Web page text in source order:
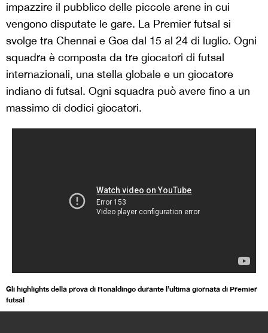
impazzire il pubblico delle piccole arene in cui
vengono disputate le gare. La Premier futsal si
svolge tra Chennai e Goa dal 15 al 24 di luglio. Ogni
squadra è composta da tre giocatori di futsal
internazionali, una stella globale e un giocatore
indiano di futsal. Ogni squadra può avere fino a un
massimo di dodici giocatori.
Gli highlights della prova di Ronaldingo durante l’ultima giornata di Premier
futsal